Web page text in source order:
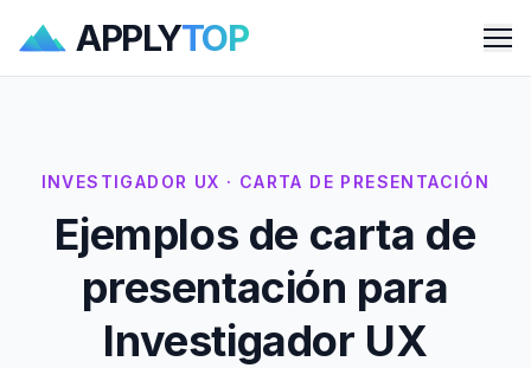
APPLYTOP
INVESTIGADOR UX · CARTA DE PRESENTACIÓN
Ejemplos de carta de
presentación para
Investigador UX